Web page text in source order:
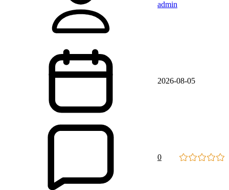
admin
2026-08-05
0